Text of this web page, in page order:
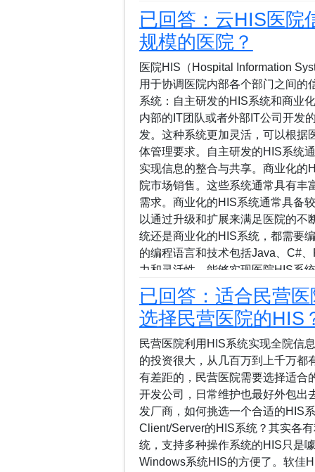
性以及系统部署、维护和管理方面
理软佳HIS系统以用户需求为核心
与其他医疗系统的壁垒，实现数据
管理软件（HIS系统），还帮助整
统模块化设计，覆盖全面软佳医院
的各个基本环节。无论是门诊管理
系进行组织，业务流程清晰，提
网站，了解更多关于我们的**医院
– ynhis.com：提供全面的医疗软件
已回答：云HIS医院
规模的医院？
医院HIS（Hospital Information
用于协调医院内部各个部门之间的
系统：自主研发的HIS系统和商业
内部的IT团队或者外部IT公司开发
发。这种系统更加灵活，可以根据
体管理要求。自主研发的HIS系统
实现信息的整合与共享。商业化的
院市场销售。这些系统通常具有丰
需求。商业化的HIS系统通常具备
以通过升级和扩展来满足医院的
统还是商业化的HIS系统，都需要
的编程语言和技术包括Java、C#
力和灵活性，能够实现医院HIS系
技术来实现数据的存储和管理，常
等。总之，医院HIS系统的编程系
的编程语言和技术有Java、C#、
Server。医院HIS系统的选择应根
信息管理和运营效果。云HIS医院
运维成本最低，规模不大的医疗机
不是自己的，也就没有自主研发的
Windows系统软佳HI...
已回答：适合民营
选择民营医院的HIS
民营医院利用HIS系统实现全院信
的投资很大，从几百万到上千万都
有差距的，民营医院需要选择适合
开发公司，日常维护也最好外包出
发厂商，如何挑选一个合适的HIS
Client/Server的HIS系统？其实各
统，支持多种操作系统的HIS只是
Windows系统HIS的方便了。软佳